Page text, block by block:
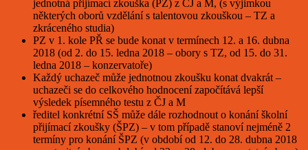
jednotná přijímací zkouška (PZ) z ČJ a M, (s výjimkou
některých oborů vzdělání s talentovou zkouškou – TZ a
zkráceného studia)
PZ v 1. kole PŘ se bude konat v termínech 12. a 16. dubna
2018 (od 2. do 15. ledna 2018 – obory s TZ, od 15. do 31.
ledna 2018 – konzervatoře)
Každý uchazeč může jednotnou zkoušku konat dvakrát –
uchazeči se do celkového hodnocení započítává lepší
výsledek písemného testu z ČJ a M
ředitel konkrétní SŠ může dále rozhodnout o konání školní
přijímací zkoušky (ŠPZ) – v tom případě stanoví nejméně 2
termíny pro konání ŠPZ (v období od 12. do 28. dubna 2018